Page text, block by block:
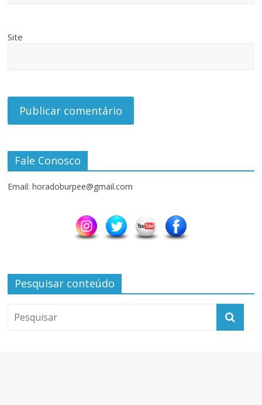
Site
Fale Conosco
Email: horadoburpee@gmail.com
Pesquisar conteúdo